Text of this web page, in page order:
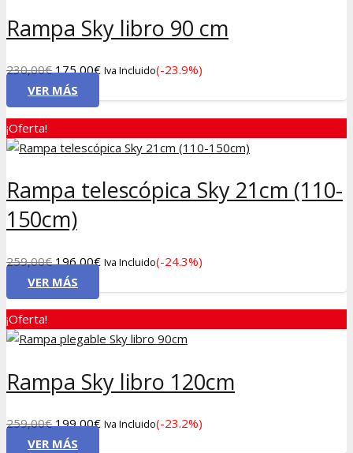
Rampa Sky libro 90 cm
230,00€El
precio
original
230,00€.
175,00€El
175,00€.
Iva Incluido(-23.9%)
VER MÁS
¡Oferta!
Rampa telescópica Sky 21cm (110-
150cm)
259,00€ El
precio
original
259,00€.
196,00€El
196,00€.
Iva Incluido(-24.3%)
VER MÁS
¡Oferta!
Rampa Sky libro 120cm
259,00€El
precio
199,00€ElIva Incluido(-23.2%)
VER MÁS